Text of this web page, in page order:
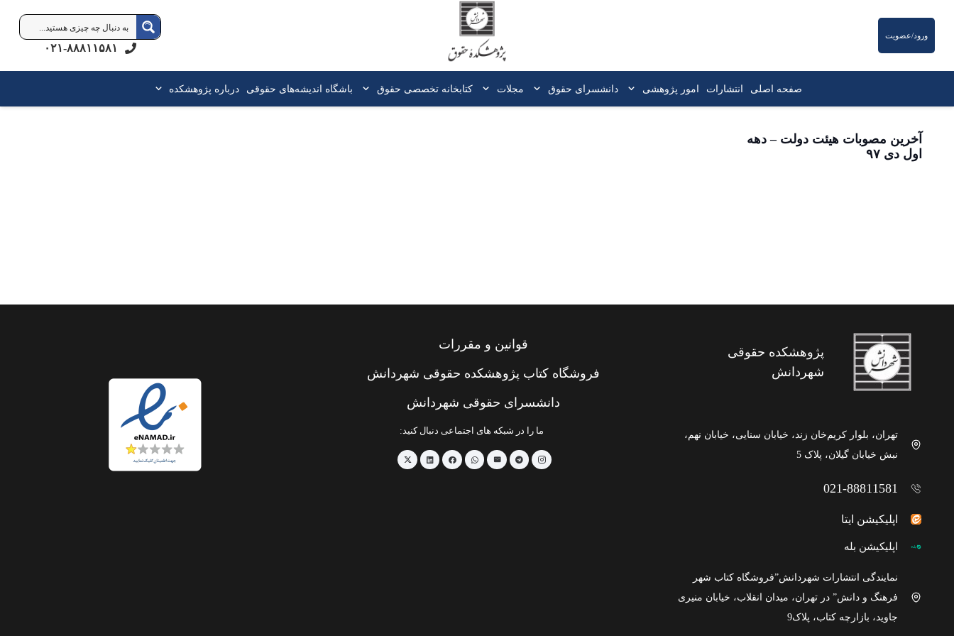
ورود/عضویت
صفحه اصلی انتشارات امور پژوهشی دانشسرای حقوق مجلات کتابخانه‌ تخصصی حقوق باشگاه اندیشه‌های حقوقی درباره پژوهشکده
آخرین مصوبات هیئت دولت – دهه
اول دی ۹۷
پژوهشکده حقوقی
شهردانش
تهران، بلوار کریم‌خان زند، خیابان سنایی، خیابان نهم،
نبش خیابان گیلان، پلاک 5
021-88811581
اپلیکیشن ایتا
اپلیکیشن بله
نمایندگی انتشارات شهردانش”فروشگاه کتاب شهر
فرهنگ و دانش” در تهران، میدان انقلاب، خیابان منیری
جاوید، بازارچه کتاب، پلاک9
قوانین و مقررات
فروشگاه کتاب پژوهشکده حقوقی شهردانش
دانشسرای حقوقی شهردانش
ما را در شبکه های اجتماعی دنبال کنید: